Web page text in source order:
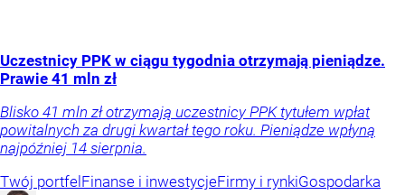
Uczestnicy PPK w ciągu tygodnia otrzymają pieniądze.
Prawie 41 mln zł
Blisko 41 mln zł otrzymają uczestnicy PPK tytułem wpłat
powitalnych za drugi kwartał tego roku. Pieniądze wpłyną
najpóźniej 14 sierpnia.
Twój portfelFinanse i inwestycjeFirmy i rynkiGospodarka